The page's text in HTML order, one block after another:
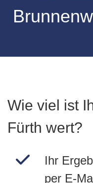
Wie viel ist
Fürth wert?
Ihr
per E-